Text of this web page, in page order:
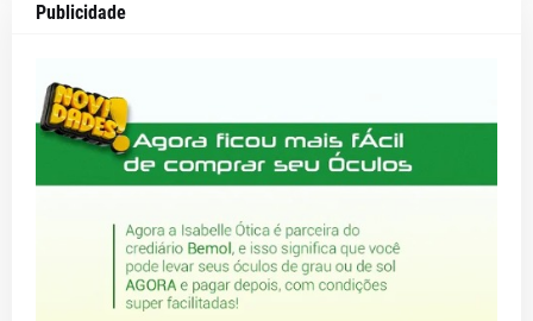
Publicidade